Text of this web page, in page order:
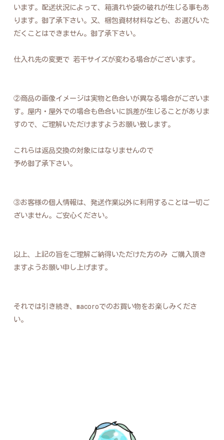
います。配送状況によって、箱潰れや袋の破れが生じる事もあ
ります。御了承下さい。又、梱包資材材料なども、お選びいた
だくことはできません。御了承下さい。
仕入れ先の変更で 若干サイズが変わる場合がございます。
②商品の画像イメージは実物と色合いが異なる場合がございま
す。屋内・屋外での場合も色合いに誤差が生じることがありま
すので、ご理解いただけますようお願い致します。
これらは返品交換の対象にはなりませんので
予め御了承下さい。
③お客様の個人情報は、発送作業以外に利用することは一切ご
ざいません。ご安心ください。
以上、上記の旨をご理解ご納得いただけた方のみ ご購入頂き
ますようお願い申し上げます。
それでは引き続き、macoroでのお買い物をお楽しみくださ
い。